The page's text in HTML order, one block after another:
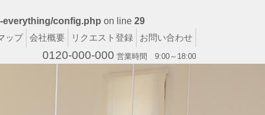
config.php on line 29
ップ
会社概要 リクエスト登録 お問い合わせ
0120-000-000 営業時間 9:00～18:00